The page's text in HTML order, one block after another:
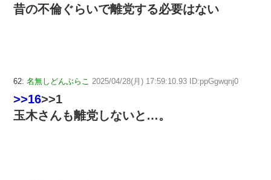
昔の不倫ぐらいで離党する必要はない
62: 名無しどんぶらこ 2025/04/28(月) 17:59:10.93 ID:ppGgwqnj0
>>16>>1
玉木さんも離党しないと…。